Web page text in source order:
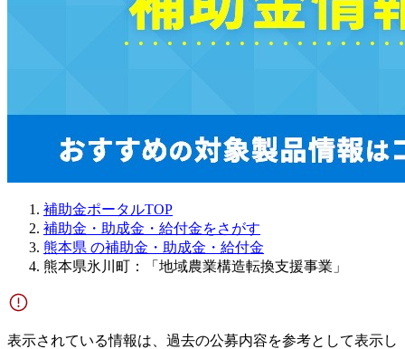
補助金ポータルTOP
補助金・助成金・給付金をさがす
熊本県 の補助金・助成金・給付金
熊本県氷川町：「地域農業構造転換支援事業」
表示されている情報は、過去の公募内容を参考として表示し